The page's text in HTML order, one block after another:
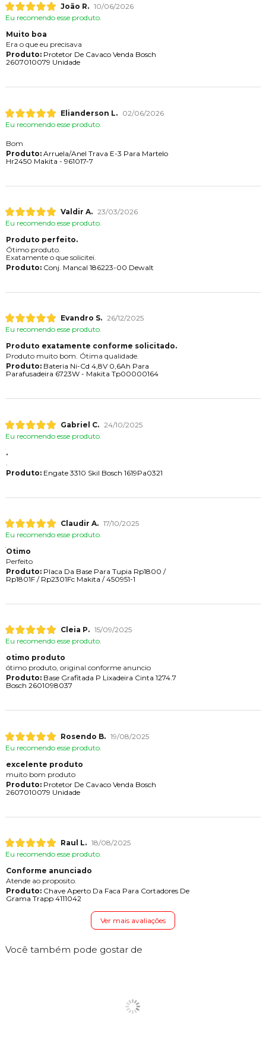
João R. 10/06/2026
Eu recomendo esse produto.
Muito boa
Era o que eu precisava
Produto:Protetor De Cavaco Venda Bosch
2607010079 Unidade
Elianderson L.
02/06/2026
Eu recomendo esse produto.
Bom
Produto:Arruela/Anel Trava E-3 Para Martelo
Hr2450 Makita - 961017-7
Valdir A. 23/03/2026
Eu recomendo esse produto.
Produto perfeito.
Ótimo produto.
Exatamente o que solicitei.
Produto:Conj. Mancal 186223-00 Dewalt
Evandro S. 26/12/2025
Eu recomendo esse produto.
Produto exatamente conforme solicitado.
Produto muito bom. Ótima qualidade.
Produto:Bateria Ni-Cd 4,8V 0,6Ah Para
Parafusadeira 6723W - Makita Tp00000164
Gabriel C. 24/10/2025
Eu recomendo esse produto.
.
Produto:Engate 3310 Skil Bosch 1619Pa0321
Claudir A. 17/10/2025
Eu recomendo esse produto.
Otimo
Perfeito
Produto:Placa Da Base Para Tupia Rp1800 /
Rp1801F / Rp2301Fc Makita / 450951-1
Cleia P. 15/09/2025
Eu recomendo esse produto.
otimo produto
ótimo produto, original conforme anuncio
Produto:Base Grafitada P Lixadeira Cinta 1274.7
Bosch 2601098037
Rosendo B. 19/08/2025
Eu recomendo esse produto.
excelente produto
muito bom produto
Produto:Protetor De Cavaco Venda Bosch
2607010079 Unidade
Raul L. 18/08/2025
Eu recomendo esse produto.
Conforme anunciado
Atende ao proposito.
Produto:Chave Aperto Da Faca Para Cortadores De
Grama Trapp 4111042
Ver mais avaliações
Você também pode gostar de